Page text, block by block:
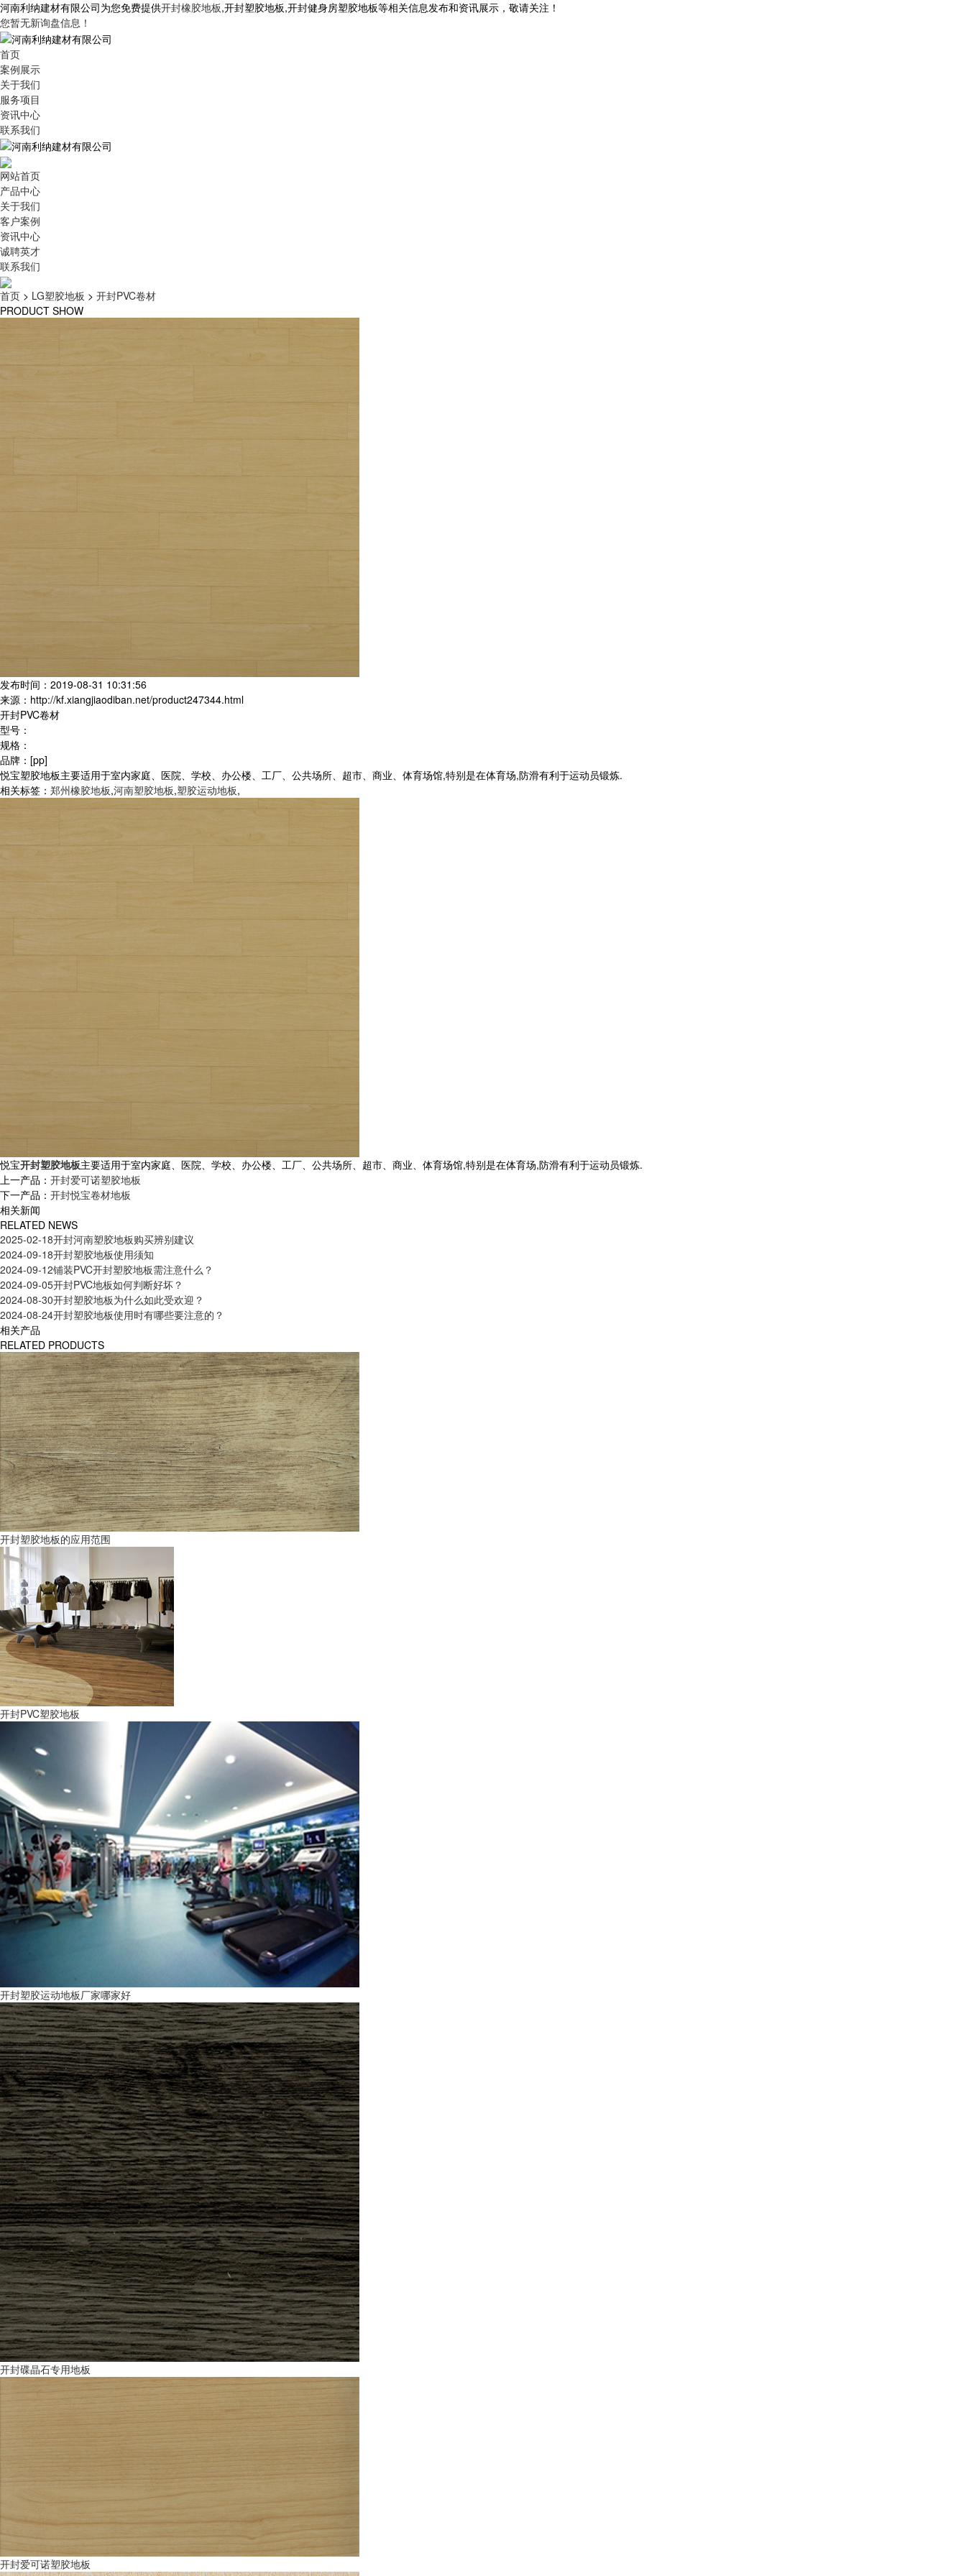
河南利纳建材有限公司为您免费提供开封橡胶地板,开封塑胶地板,开封健身房塑胶地板等相关信息发布和资讯展示，敬请关注！
您暂无新询盘信息！
首页
案例展示
关于我们
服务项目
资讯中心
联系我们
网站首页
产品中心
关于我们
客户案例
资讯中心
诚聘英才
联系我们
首页 > LG塑胶地板 > 开封PVC卷材
PRODUCT SHOW
发布时间：2019-08-31 10:31:56
来源：http://kf.xiangjiaodiban.net/product247344.html
开封PVC卷材
型号：
规格：
品牌：[pp]
悦宝塑胶地板主要适用于室内家庭、医院、学校、办公楼、工厂、公共场所、超市、商业、体育场馆,特别是在体育场,防滑有利于运动员锻炼.
相关标签： 郑州橡胶地板,河南塑胶地板,塑胶运动地板,
悦宝开封塑胶地板主要适用于室内家庭、医院、学校、办公楼、工厂、公共场所、超市、商业、体育场馆,特别是在体育场,防滑有利于运动员锻炼.
上一产品： 开封爱可诺塑胶地板
下一产品： 开封悦宝卷材地板
相关新闻
RELATED NEWS
2025-02-18开封河南塑胶地板购买辨别建议
2024-09-18开封塑胶地板使用须知
2024-09-12铺装PVC开封塑胶地板需注意什么？
2024-09-05开封PVC地板如何判断好坏？
2024-08-30开封塑胶地板为什么如此受欢迎？
2024-08-24开封塑胶地板使用时有哪些要注意的？
相关产品
RELATED PRODUCTS
开封塑胶地板的应用范围
开封PVC塑胶地板
开封塑胶运动地板厂家哪家好
开封碟晶石专用地板
开封爱可诺塑胶地板